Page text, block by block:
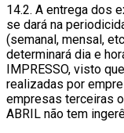
14.2. A entrega dos
se dará na
(semanal, mensal,
determinará dia e
IMPRESSO, visto
realizadas por
empresas terceiras
ABRIL não tem